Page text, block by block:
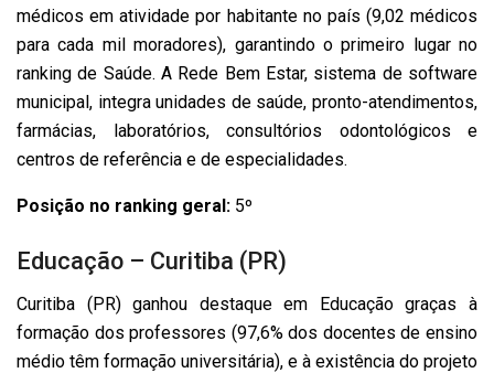
médicos em atividade por habitante no país (9,02 médicos
para cada mil moradores), garantindo o primeiro lugar no
ranking de Saúde. A Rede Bem Estar, sistema de software
municipal, integra unidades de saúde, pronto-atendimentos,
farmácias, laboratórios, consultórios odontológicos e
centros de referência e de especialidades.
Posição no ranking geral: 5º
Educação – Curitiba (PR)
Curitiba (PR) ganhou destaque em Educação graças à
formação dos professores (97,6% dos docentes de ensino
médio têm formação universitária), e à existência do projeto